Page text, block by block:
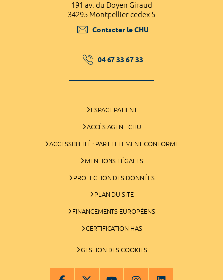
191 av. du Doyen Giraud
34295 Montpellier cedex 5
Contacter le CHU
04 67 33 67 33
ESPACE PATIENT
ACCÈS AGENT CHU
ACCESSIBILITÉ : PARTIELLEMENT CONFORME
MENTIONS LÉGALES
PROTECTION DES DONNÉES
PLAN DU SITE
FINANCEMENTS EUROPÉENS
CERTIFICATION HAS
GESTION DES COOKIES